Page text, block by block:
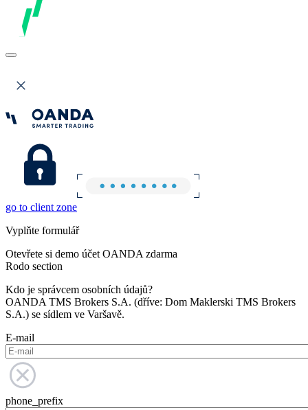
go to client zone
Vyplňte formulář
Otevřete si demo účet OANDA zdarma
Rodo section
Kdo je správcem osobních údajů?
OANDA TMS Brokers S.A. (dříve: Dom Maklerski TMS Brokers
S.A.) se sídlem ve Varšavě.
E-mail
phone_prefix